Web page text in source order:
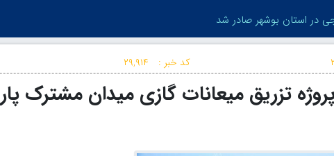
در استان بوشهر صادر شد
در استان بوشهر صادر شد
کد خبر : ۲۹,۹۱۴
پروژه تزریق میعانات گازی میدان مشترک